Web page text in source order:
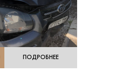
ПОДРОБНЕЕ